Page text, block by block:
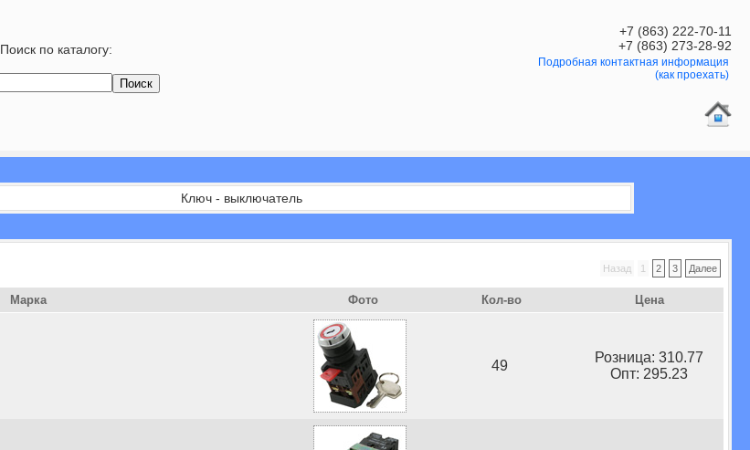
Поиск по каталогу:
+7 (863) 222-70-11
+7 (863) 273-28-92
Подробная контактная информация
(как проехать)
Ключ - выключатель
Назад 1 2 3 Далее
Марка Фото Кол-во Цена
49
Розница: 310.77
Опт: 295.23